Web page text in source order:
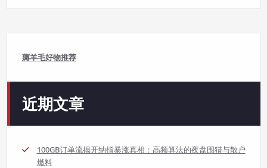
薅羊毛好物推荐
近期文章
100GB订单流揭开纳指暴涨真相：高频算法的夜盘围猎与散户
燃料